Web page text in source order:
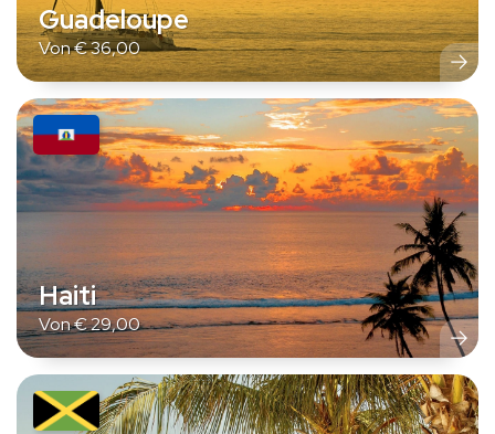
Guadeloupe
Von€36,00
Haiti
Von€29,00